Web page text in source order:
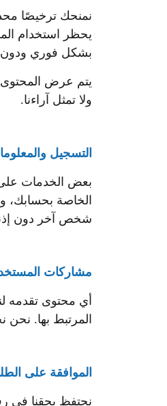
نمنحك ترخيصًا
يحظر استخدام
بشكل فوري ودون
يتم عرض المحتوى
ولا تمثل آراءنا.
التسجيل
بعض الخدمات على
الخاصة بحسابك،
شخص آخر دون
مشاركات
أي محتوى تقدمه
المرتبط بها.
الموافقة على
نحتفظ بحقنا في